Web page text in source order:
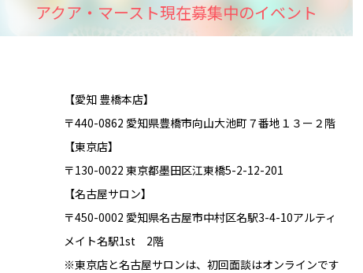
アクア・マースト現在募集中のイベント
【愛知 豊橋本店】
〒440-0862 愛知県豊橋市向山大池町７番地１３ー２階
【東京店】
〒130-0022 東京都墨田区江東橋5-2-12-201
【名古屋サロン】
〒450-0002 愛知県名古屋市中村区名駅3-4-10アルティ
メイト名駅1st 2階
※東京店と名古屋サロンは、初回面談はオンラインです